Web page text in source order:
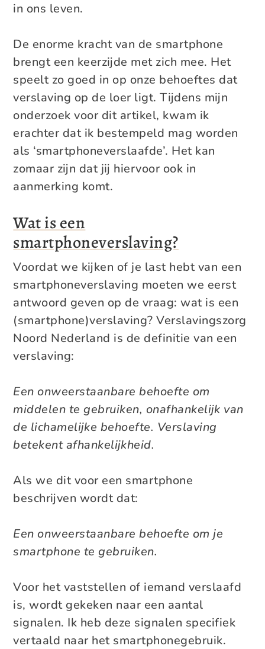
in ons leven.
De enorme kracht van de smartphone
brengt een keerzijde met zich mee. Het
speelt zo goed in op onze behoeftes dat
verslaving op de loer ligt. Tijdens mijn
onderzoek voor dit artikel, kwam ik
erachter dat ik bestempeld mag worden
als ‘smartphoneverslaafde’. Het kan
zomaar zijn dat jij hiervoor ook in
aanmerking komt.
Wat is een
smartphoneverslaving?
Voordat we kijken of je last hebt van een
smartphoneverslaving moeten we eerst
antwoord geven op de vraag: wat is een
(smartphone)verslaving? Verslavingszorg
Noord Nederland is de definitie van een
verslaving:
Een onweerstaanbare behoefte om
middelen te gebruiken, onafhankelijk van
de lichamelijke behoefte. Verslaving
betekent afhankelijkheid.
Als we dit voor een smartphone
beschrijven wordt dat:
Een onweerstaanbare behoefte om je
smartphone te gebruiken.
Voor het vaststellen of iemand verslaafd
is, wordt gekeken naar een aantal
signalen. Ik heb deze signalen specifiek
vertaald naar het smartphonegebruik.